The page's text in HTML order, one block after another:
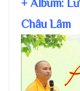
+ Album:
Châu Lâm